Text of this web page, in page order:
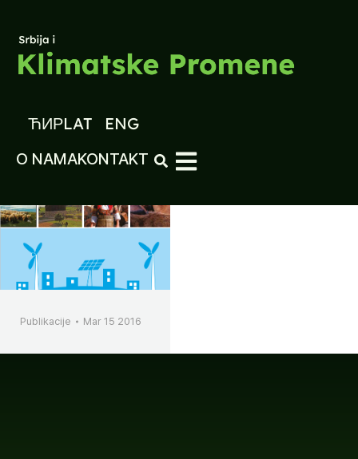
ЋИРLAT ENG
O NAMAKONTAKT
Publikacije Mar 15 2016